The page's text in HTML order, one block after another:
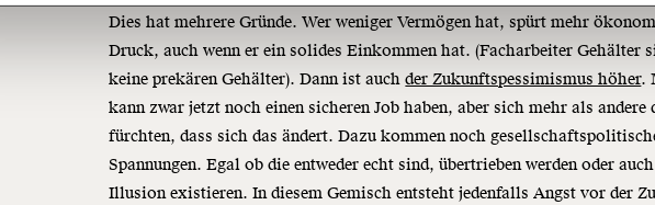
Newsletter zu erhalten. Mehr
Datenschutz.
Anmelden
Weiter
Dies hat mehrere Gründe. Wer weniger Vermögen hat, spürt mehr
Druck, auch wenn er ein solides Einkommen hat. (Facharbeiter Gehälter
keine prekären Gehälter). Dann ist auchder Zukunftspessimismus höher.
kann zwar jetzt noch einen sicheren Job haben, aber sich mehr als andere
fürchten, dass sich das ändert. Dazu kommen noch
Spannungen. Egal ob die entweder echt sind, übertrieben werden oder
Illusion existieren. In diesem Gemisch entsteht jedenfalls Angst vor der